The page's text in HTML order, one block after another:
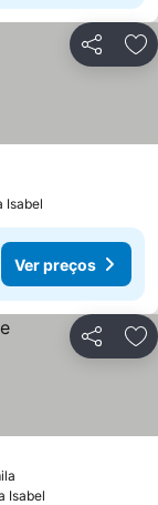
Partilhar
Isabel
Ver preços
Partilhar
Isabel